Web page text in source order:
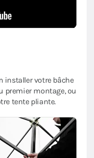
installer votre bâche
premier montage, ou
tente pliante.